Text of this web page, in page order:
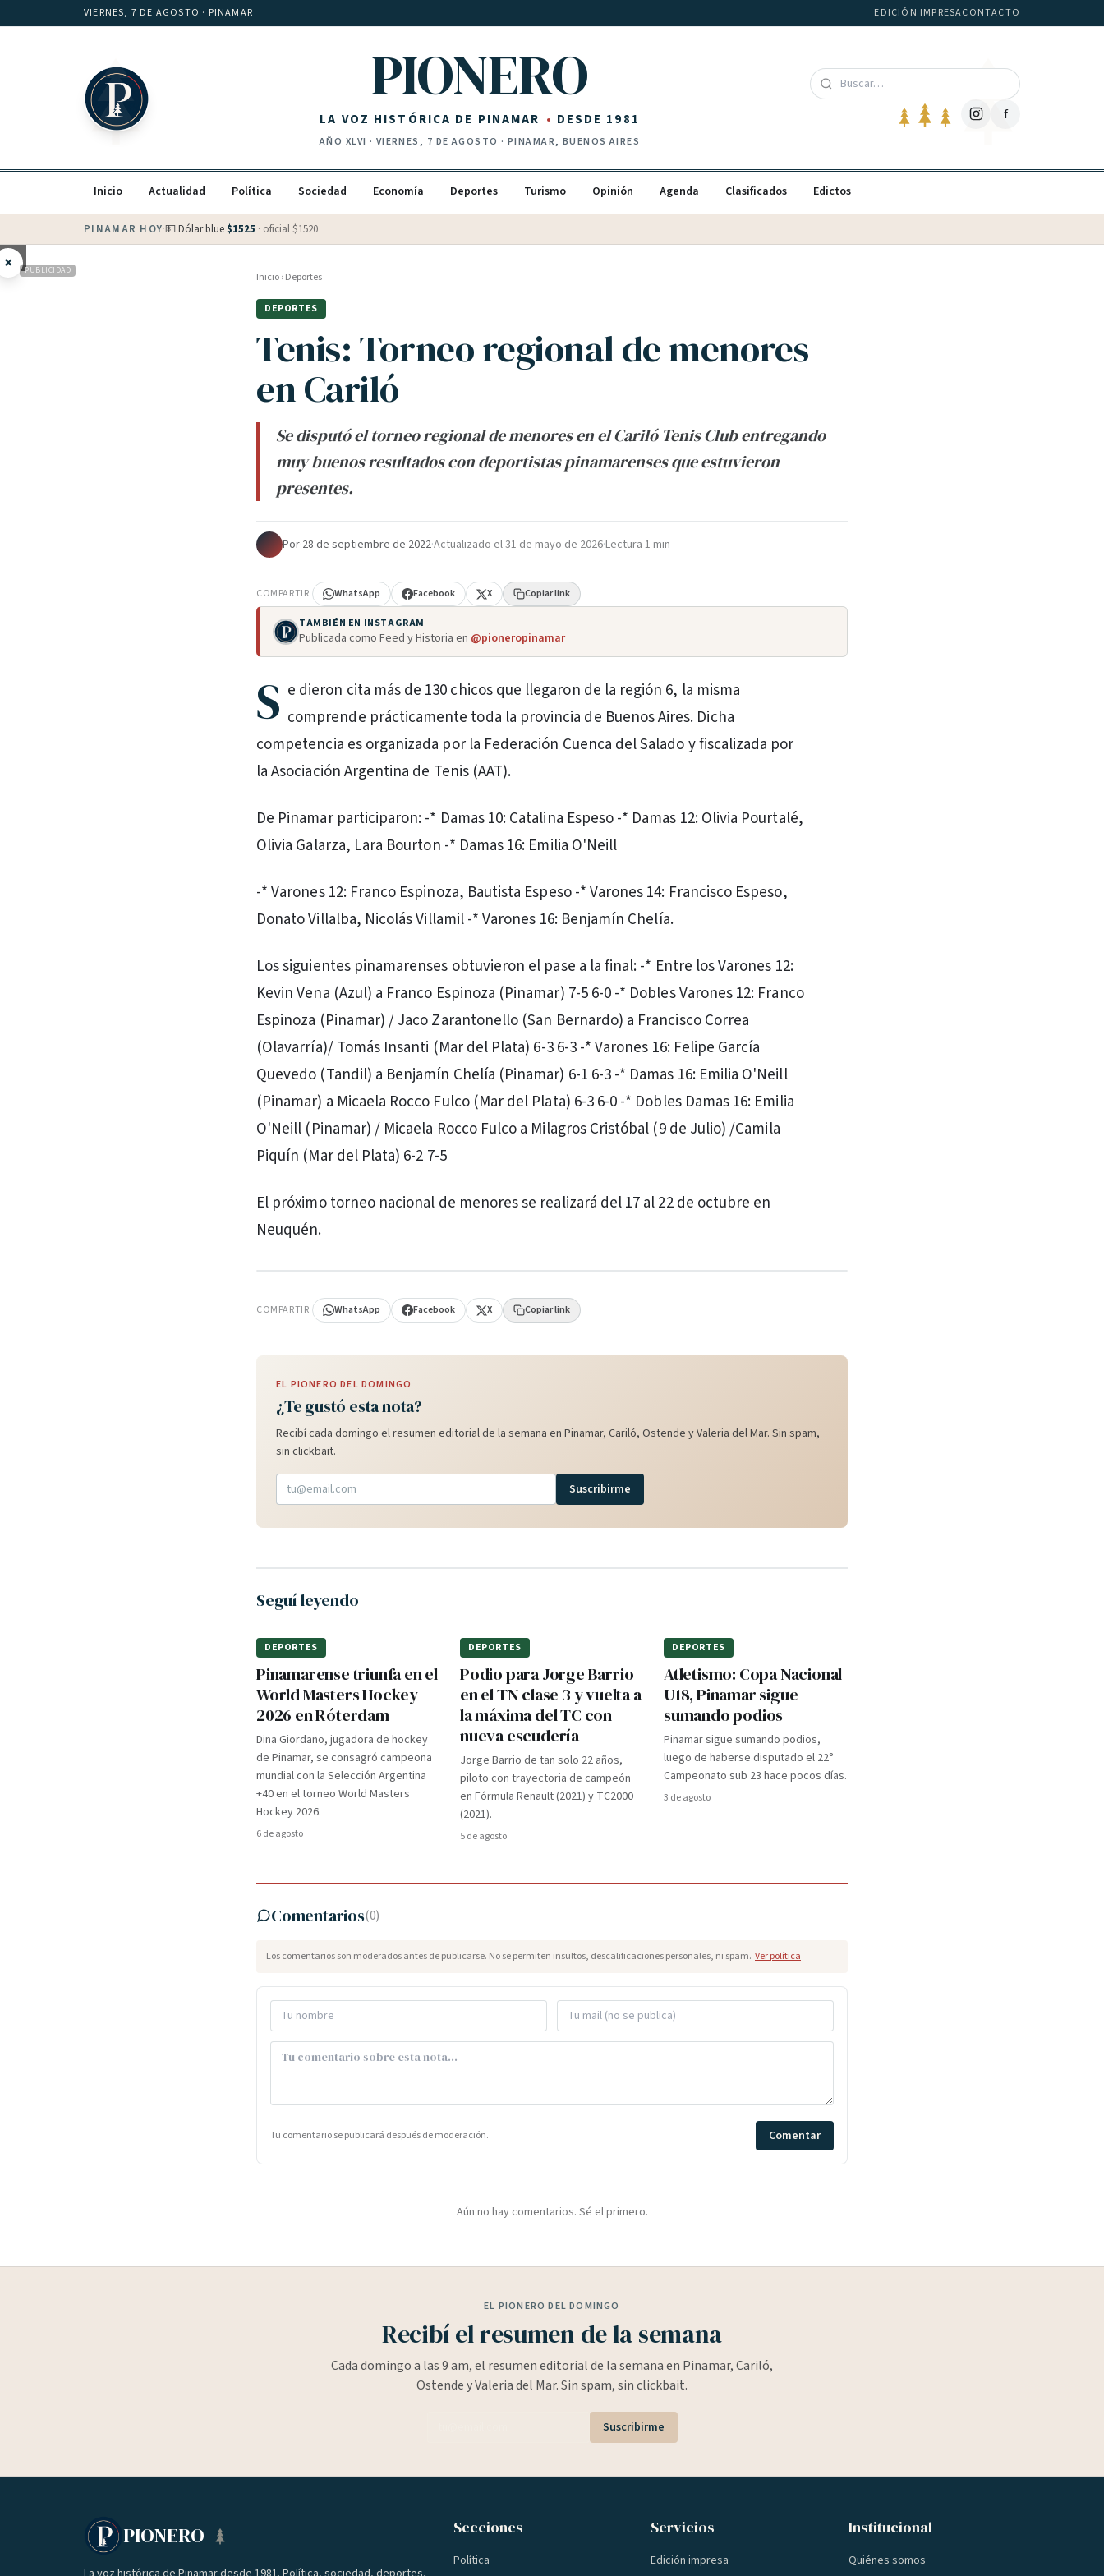
Saltar al contenidoVIERNES, 7 DE AGOSTO · PINAMAR EDICIÓN IMPRESACONTACTO
PIONERO
LA VOZ HISTÓRICA DE PINAMAR DESDE 1981
AÑO XLVI · VIERNES, 7 DE AGOSTO · PINAMAR, BUENOS AIRES
f
Inicio Actualidad Política Sociedad Economía Deportes Turismo Opinión Agenda Clasificados Edictos
PINAMAR HOY·💵 Dólar blue $1525 · oficial $1520
× PUBLICIDAD Inicio›Deportes
DEPORTES
Tenis: Torneo regional de menores
en Cariló
Se disputó el torneo regional de menores en el Cariló Tenis Club entregando
muy buenos resultados con deportistas pinamarenses que estuvieron
presentes.
Por·28 de septiembre de 2022·Actualizado el31 de mayo de 2026·Lectura 1 min
COMPARTIR WhatsApp Facebook X Copiar link
TAMBIÉN EN INSTAGRAM
Publicada como Feed y Historia en @pioneropinamar
S e dieron cita más de 130 chicos que llegaron de la región 6, la misma
comprende prácticamente toda la provincia de Buenos Aires. Dicha
competencia es organizada por la Federación Cuenca del Salado y fiscalizada por
la Asociación Argentina de Tenis (AAT).
De Pinamar participaron: -* Damas 10: Catalina Espeso -* Damas 12: Olivia Pourtalé,
Olivia Galarza, Lara Bourton -* Damas 16: Emilia O'Neill
-* Varones 12: Franco Espinoza, Bautista Espeso -* Varones 14: Francisco Espeso,
Donato Villalba, Nicolás Villamil -* Varones 16: Benjamín Chelía.
Los siguientes pinamarenses obtuvieron el pase a la final: -* Entre los Varones 12:
Kevin Vena (Azul) a Franco Espinoza (Pinamar) 7-5 6-0 -* Dobles Varones 12: Franco
Espinoza (Pinamar) / Jaco Zarantonello (San Bernardo) a Francisco Correa
(Olavarría)/ Tomás Insanti (Mar del Plata) 6-3 6-3 -* Varones 16: Felipe García
Quevedo (Tandil) a Benjamín Chelía (Pinamar) 6-1 6-3 -* Damas 16: Emilia O'Neill
(Pinamar) a Micaela Rocco Fulco (Mar del Plata) 6-3 6-0 -* Dobles Damas 16: Emilia
O'Neill (Pinamar) / Micaela Rocco Fulco a Milagros Cristóbal (9 de Julio) /Camila
Piquín (Mar del Plata) 6-2 7-5
El próximo torneo nacional de menores se realizará del 17 al 22 de octubre en
Neuquén.
COMPARTIR WhatsApp Facebook X Copiar link
EL PIONERO DEL DOMINGO
¿Te gustó esta nota?
Recibí cada domingo el resumen editorial de la semana en Pinamar, Cariló, Ostende y Valeria del Mar. Sin spam,
sin clickbait.
Suscribirme
Seguí leyendo
DEPORTES
Pinamarense triunfa en el
World Masters Hockey
2026 en Róterdam
Dina Giordano, jugadora de hockey
de Pinamar, se consagró campeona
mundial con la Selección Argentina
+40 en el torneo World Masters
Hockey 2026.
6 de agosto
DEPORTES
Podio para Jorge Barrio
en el TN clase 3 y vuelta a
la máxima del TC con
nueva escudería
Jorge Barrio de tan solo 22 años,
piloto con trayectoria de campeón
en Fórmula Renault (2021) y TC2000
(2021).
5 de agosto
DEPORTES
Atletismo: Copa Nacional
U18, Pinamar sigue
sumando podios
Pinamar sigue sumando podios,
luego de haberse disputado el 22°
Campeonato sub 23 hace pocos días.
3 de agosto
Comentarios(0)
Los comentarios son moderados antes de publicarse. No se permiten insultos, descalificaciones personales, ni spam. Ver política
Tu comentario se publicará después de moderación. Comentar
Aún no hay comentarios. Sé el primero.
EL PIONERO DEL DOMINGO
Recibí el resumen de la semana
Cada domingo a las 9 am, el resumen editorial de la semana en Pinamar, Cariló,
Ostende y Valeria del Mar. Sin spam, sin clickbait.
Suscribirme
PIONERO Secciones
Política
Servicios
Edición impresa
Institucional
Quiénes somos